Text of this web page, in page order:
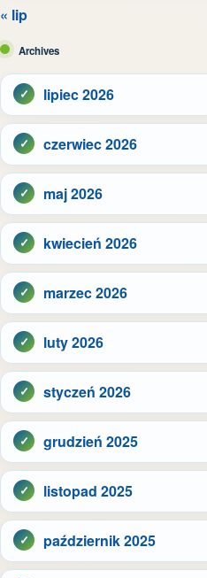
« lip
Archives
lipiec 2026
czerwiec 2026
maj 2026
kwiecień 2026
marzec 2026
luty 2026
styczeń 2026
grudzień 2025
listopad 2025
październik 2025